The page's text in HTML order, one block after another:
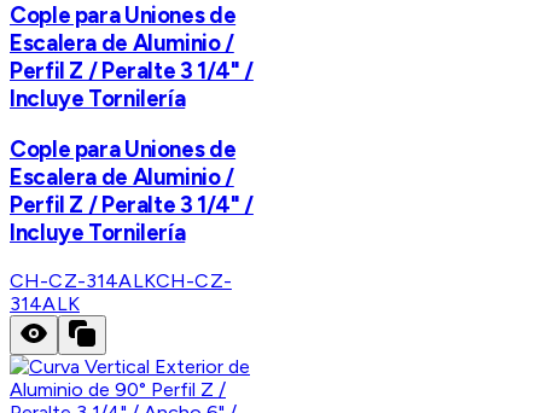
Cople para Uniones de
Escalera de Aluminio /
Perfil Z / Peralte 3 1/4" /
Incluye Tornilería
Cople para Uniones de
Escalera de Aluminio /
Perfil Z / Peralte 3 1/4" /
Incluye Tornilería
CH-CZ-314ALKCH-CZ-
314ALK